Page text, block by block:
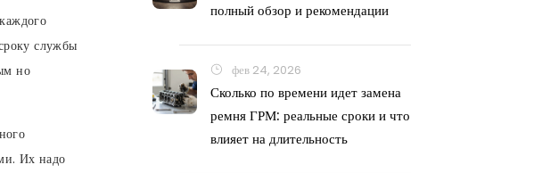
службы
но
Их надо
полный обзор и рекомендации
фев 24, 2026
Сколько по времени идет замена
ремня ГРМ: реальные сроки и что
влияет на длительность